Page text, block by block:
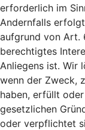
erforderlich im
Andernfalls
aufgrund von Art.
berechtigtes
Anliegens ist. Wir
wenn der Zweck,
haben, erfüllt
gesetzlichen
oder verpflichtet